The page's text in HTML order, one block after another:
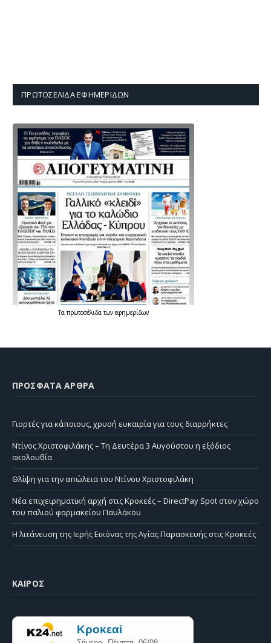
ΠΡΩΤΟΣΈΛΙΔΑ ΕΦΗΜΕΡΊΔΩΝ
Τα πρωτοσέλιδατων εφημερίδων
ΠΡΌΣΦΑΤΑ ΆΡΘΡΑ
Γιορτές για κάποιους, χρυσή ευκαιρία για τους διαρρήκτες
Ντίνος Χριστοφιλάκης – Τη Δευτέρα 3 Αυγούστου η εξόδιος
ακολουθία
Θλίψη για την απώλεια του Ντίνου Χριστοφιλάκη
Νέα επιχειρηματική αρχή στις Κροκεές – DirectPay Spot στον χώρο
του παλιού φαρμακείου Παυλάκου
Η λιτάνευση της Ιερής Εικόνας της Αγίας Παρασκευής στις Κροκεές
ΚΑΙΡΌΣ